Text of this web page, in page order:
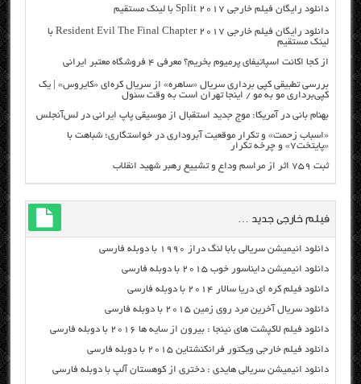
دانلود رایگان فیلم خارجی Split 2017 با لینک مستقیم
دانلود رایگان فیلم خارجی Resident Evil The Final Chapter 2017 با
لینک مستقیم
از کجا اکانت اسپاتیفای پرمیوم بخریم؟ معرفی ۴ فروشگاه معتبر ایرانی
بررسی تطبیقی کپی برداری سریال «ساهره» از سریال کره‌ای «کایروس» | یک
کپی‌برداری مو به مو / اینجا تهران است به وقت سئول
بهنام بانی در آمریکا: موج جدید استقبال از موسیقی پاپ ایرانی در لس‌آنجلس
«اسباب زحمت» و تکرار موقعیت آبروداری در خواستگاری؛ شباهت با
«پایتخت۷» و چرخه تکرار
ثبت ۷۵۹ اثر از مراسم وداع و تشییع رهبر شهید انقلاب
فیلم خارجی جدید …
دانلود انیمیشن سریالی بابا لنگ دراز ۱۹۹۰ با دوبله فارسی
دانلود انیمیشن دایناسور خوب ۲۰۱۵ با دوبله فارسی
دانلود فیلم کره ای دریا سالار ۲۰۱۴ با دوبله فارسی
دانلود سریال آخرین مرد روی زمین ۲۰۱۵ با دوبله فارسی
دانلود فیلم لاکپشت های نینجا : بیرون از سایه ها ۲۰۱۶ با دوبله فارسی
دانلود فیلم خارجی ویکتور فرانکنشتاین ۲۰۱۵ با دوبله فارسی
دانلود انیمیشن سریالی هایدی : دختری از کوهستان آلپ با دوبله فارسی